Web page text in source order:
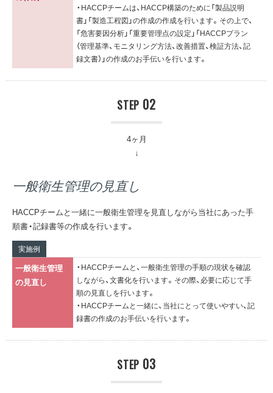
・HACCPチームは、HACCP構築のために「製品説明
書」「製造工程図」の作成の作成を行います。その上で、
「危害要因分析」「重要管理点の設定」「HACCPプラン
（管理基準、モニタリング方法、改善措置、検証方法、記
録文書）」の作成のお手伝いを行います。
STEP 02
4ヶ月
一般衛生管理の見直し
HACCPチームと一緒に一般衛生管理を見直しながら当社にあった手
順書・記録書等の作成を行います。
実施例
一般衛生管理
の見直し
・HACCPチームと、一般衛生管理の手順の現状を確認
しながら、文書化を行います。その際、必要に応じて手
順の見直しを行います。
・HACCPチームと一緒に、当社にとって使いやすい、記
録書の作成のお手伝いを行います。
STEP 03